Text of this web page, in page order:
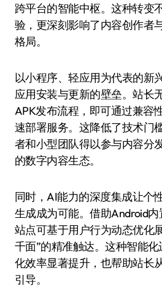
跨平台的智能中枢。这种转变
验，更深刻影响了内容创作者
格局。
以小程序、轻应用为代表的新
应用安装与更新的壁垒。站长
APK发布流程，即可通过兼容
速部署服务。这降低了技术门
者和小型团队得以参与内容分
的数字内容生态。
同时，AI能力的深度集成让个
生成成为可能。借助Android内
站点可基于用户行为动态优化
千面”的精准触达。这种智能
化效率显著提升，也帮助站长
引导。